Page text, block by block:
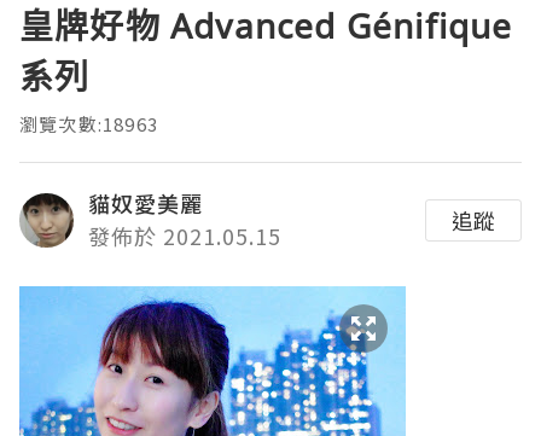
皇牌好物 Advanced Génifique
系列
瀏覽次數:18963
貓奴愛美麗
發佈於 2021.05.15
追蹤